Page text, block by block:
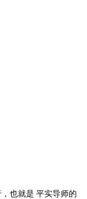
也就是 平实导师的